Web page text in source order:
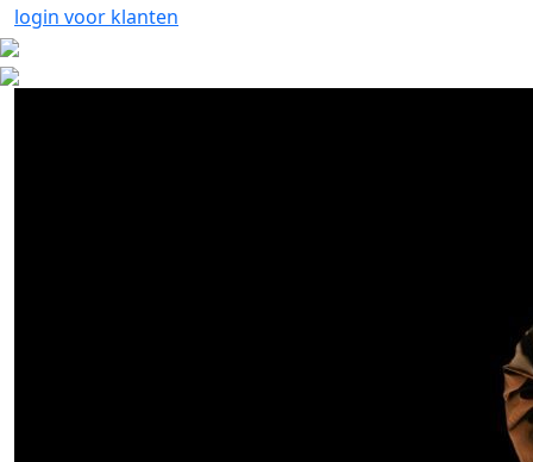
login voor klanten